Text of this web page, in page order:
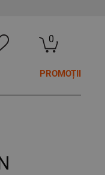
0
PROMOȚII